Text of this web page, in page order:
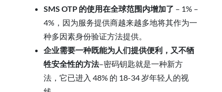
SMS OTP 的使用在全球范围内增加了 – 1% –
4%，因为服务提供商越来越多地将其作为一
种多因素身份验证方法提供。
企业需要一种既能为人们提供便利，又不牺
牲安全性的方法–密码钥匙就是一种新方
法，它已进入 48% 的 18-34 岁年轻人的视